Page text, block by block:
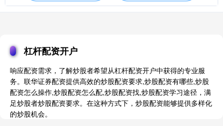
杠杆配资开户
响应配资需求，了解炒股者希望从杠杆配资开户中获得的专业服
务。联华证券配资提供高效的炒股配资要求,炒股配资有哪些,炒股
配资怎么操作,炒股配资怎么配,炒股配资找,炒股配资学习途径，满
足炒股者炒股配资要求。在这种方式下，炒股配资能够提供多样化
的炒股机会。